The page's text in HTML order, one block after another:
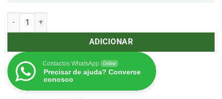
Quantidade de Côco A&B 20 L H&G
ADICIONAR
Contactos WhatsApp Online
Precisar de ajuda? Converse
conosco